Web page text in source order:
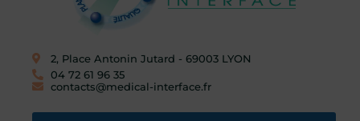
2, Place Antonin Jutard - 69003 LYON​
04 72 61 96 35
contacts@medical-interface.fr